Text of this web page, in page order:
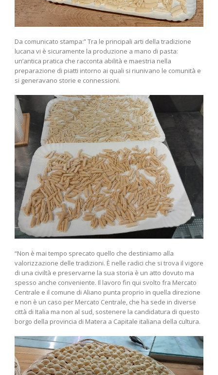
Da comunicato stampa:” Tra le principali arti della tradizione
lucana vi è sicuramente la produzione a mano di pasta:
un’antica pratica che racconta abilità e maestria nella
preparazione di piatti intorno ai quali si riunivano le comunità e
si generavano storie e connessioni.
“Non è mai tempo sprecato quello che destiniamo alla
valorizzazione delle tradizioni. È nelle radici che si trova il vigore
di una civiltà e preservarne la sua storia è un atto dovuto ma
spesso anche conveniente. Il lavoro fin qui svolto fra Mercato
Centrale e il comune di Aliano punta proprio in quella direzione
e non è un caso per Mercato Centrale, che ha sede in diverse
città di Italia ma non al sud, sostenere la candidatura di questo
borgo della provincia di Matera a Capitale italiana della cultura.